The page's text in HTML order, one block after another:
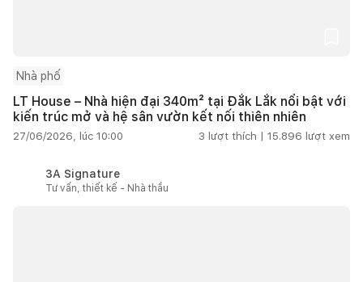
Nhà phố
LT House – Nhà hiện đại 340m² tại Đắk Lắk nổi bật với
kiến trúc mở và hệ sân vườn kết nối thiên nhiên
27/06/2026, lúc 10:00 3 lượt thích | 15.896 lượt xem
3A Signature
Tư vấn, thiết kế - Nhà thầu